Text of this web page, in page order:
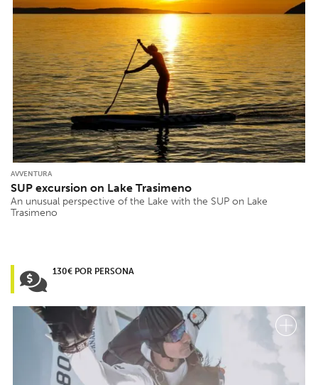
AVVENTURA
SUP excursion on Lake Trasimeno
An unusual perspective of the Lake with the SUP on Lake
Trasimeno
130€ POR PERSONA